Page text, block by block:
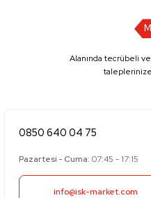
Alanında tecrübeli
taleplerinize
0850 640 04 75
Pazartesi - Cuma: 07:45 - 17:15
info@isk-market.com